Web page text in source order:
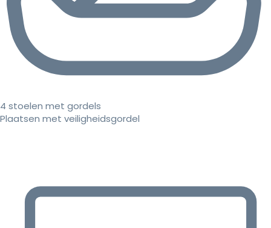
4 stoelen met gordels
Plaatsen met veiligheidsgordel